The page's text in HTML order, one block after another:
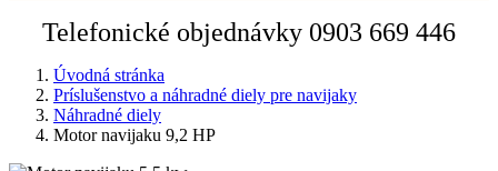
Telefonické objednávky 0903 669 446
Úvodná stránka
Príslušenstvo a náhradné diely pre navijaky
Náhradné diely
Motor navijaku 9,2 HP